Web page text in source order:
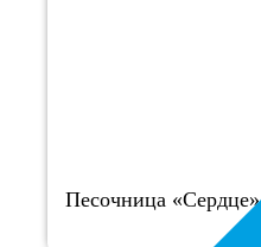
Песочница «Сердце»